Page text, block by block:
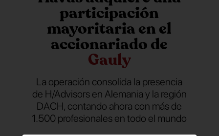
participación
mayoritaria en el
accionariado de
Gauly
La operación consolida la presencia
de H/Advisors en Alemania y la región
DACH, contando ahora con más de
1.500 profesionales en todo el mundo